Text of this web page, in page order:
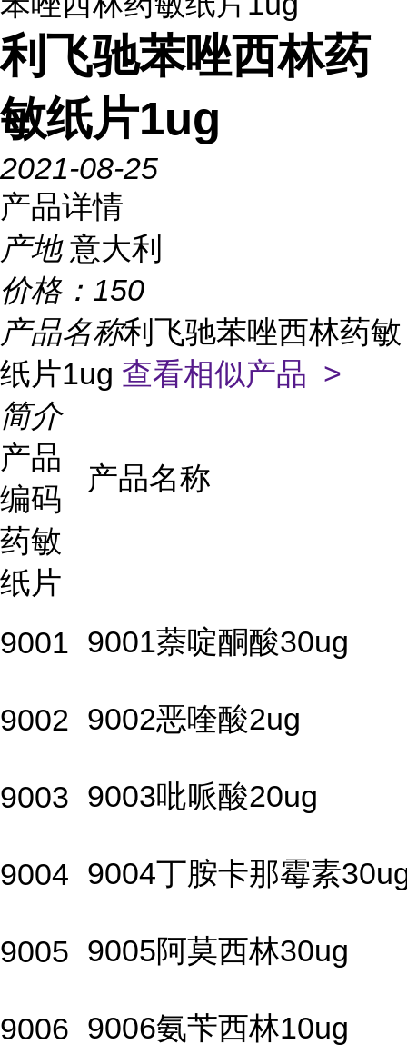
利飞驰苯唑西林药
敏纸片1ug
2021-08-25
产品详情
产地 意大利
价格： 150
产品名称利飞驰苯唑西林药敏
纸片1ug 查看相似产品 >
简介
产品
编码
产品名称
药敏
纸片
9001 9001萘啶酮酸30ug
9002 9002恶喹酸2ug
9003 9003吡哌酸20ug
9004 9004丁胺卡那霉素
9005 9005阿莫西林30ug
9006 9006氨苄西林10ug